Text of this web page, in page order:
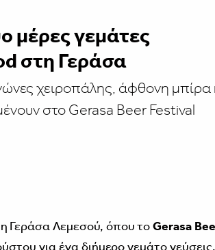
μέρες γεμάτες
στη Γεράσα
χειροπάλης, άφθονη μπίρα
στο Gerasa Beer Festival
Γεράσα Λεμεσού, όπου τοGerasa
για ένα διήμερο γεμάτο γεύσεις,